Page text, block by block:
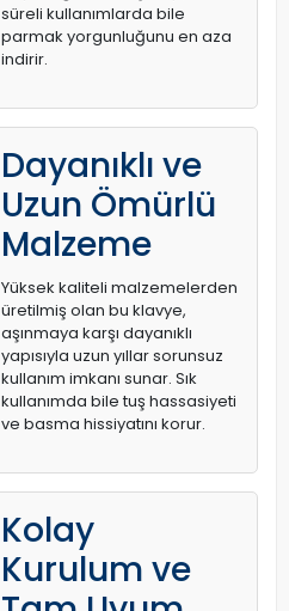
süreli kullanımlarda bile
parmak yorgunluğunu en aza
indirir.
Dayanıklı ve
Uzun Ömürlü
Malzeme
Yüksek kaliteli malzemelerden
üretilmiş olan bu klavye,
aşınmaya karşı dayanıklı
yapısıyla uzun yıllar sorunsuz
kullanım imkanı sunar. Sık
kullanımda bile tuş hassasiyeti
ve basma hissiyatını korur.
Kolay
Kurulum ve